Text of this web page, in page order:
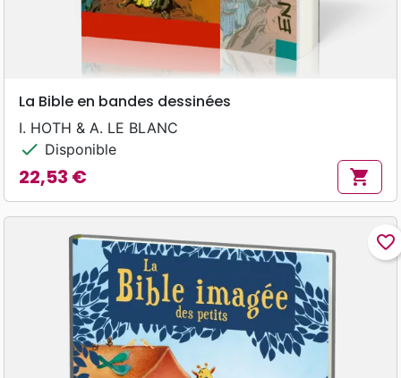
La Bible en bandes dessinées
I. HOTH & A. LE BLANC
check Disponible
Prix
22,53 € shopping_cart
favorite_border